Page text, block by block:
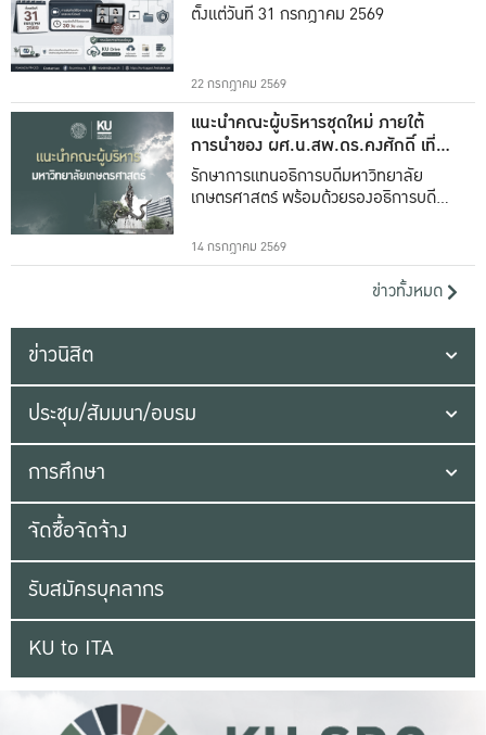
ตั้งแต่วันที่ 31 กรกฎาคม 2569
22 กรกฎาคม 2569
แนะนำคณะผู้บริหารชุดใหม่ ภายใต้
การนำของ ผศ.น.สพ.ดร.คงศักดิ์ เที่ยง
ธรรม
รักษาการแทนอธิการบดีมหาวิทยาลัย
เกษตรศาสตร์ พร้อมด้วยรองอธิการบดีทั้ง
14 กรกฎาคม 2569
ข่าวทั้งหมด
ข่าวนิสิต
ประชุม/สัมมนา/อบรม
การศึกษา
จัดซื้อจัดจ้าง
รับสมัครบุคลากร
KU to ITA